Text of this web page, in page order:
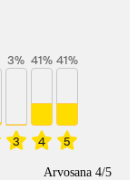
3
3%
4
41%
5
41%
Arvosana 4/5